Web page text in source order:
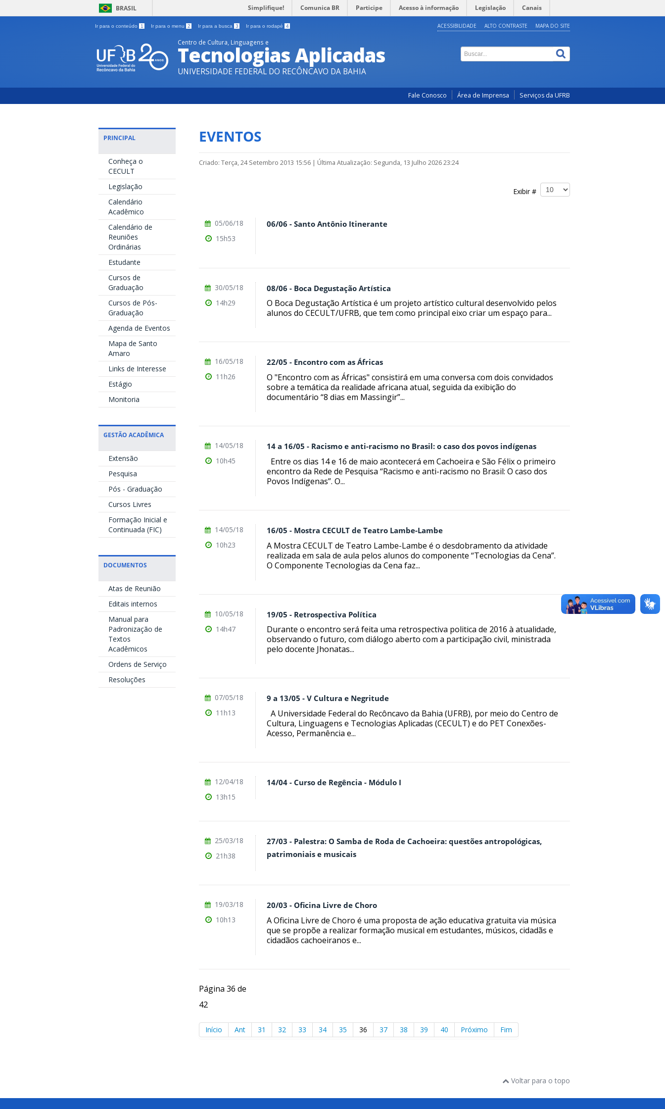
BRASIL Simplifique! Comunica BR Participe Acesso à informação Legislação Canais
Ir para o conteúdo 1 Ir para o menu 2 Ir para a busca 3 Ir para o rodapé 4 ACESSIBILIDADE ALTO CONTRASTE MAPA DO SITE
Centro de Cultura, Linguagens e
Tecnologias Aplicadas
UNIVERSIDADE FEDERAL DO RECÔNCAVO DA BAHIA
Fale Conosco Área de Imprensa Serviços da UFRB
PRINCIPAL
Conheça o
CECULT
Legislação
Calendário
Acadêmico
Calendário de
Reuniões
Ordinárias
Estudante
Cursos de
Graduação
Cursos de Pós-
Graduação
Agenda de Eventos
Mapa de Santo
Amaro
Links de Interesse
Estágio
Monitoria
GESTÃO ACADÊMICA
Extensão
Pesquisa
Pós - Graduação
Cursos Livres
Formação Inicial e
Continuada (FIC)
DOCUMENTOS
Atas de Reunião
Editais internos
Manual para
Padronização de
Textos
Acadêmicos
Ordens de Serviço
Resoluções
EVENTOS
Criado: Terça, 24 Setembro 2013 15:56 | Última Atualização: Segunda, 13 Julho 2026 23:24
Exibir #
06/06 - Santo Antônio Itinerante
05/06/18
15h53
08/06 - Boca Degustação Artística
O Boca Degustação Artística é um projeto artístico cultural desenvolvido pelos
alunos do CECULT/UFRB, que tem como principal eixo criar um espaço para...
30/05/18
14h29
22/05 - Encontro com as Áfricas
O "Encontro com as Áfricas" consistirá em uma conversa com dois convidados
sobre a temática da realidade africana atual, seguida da exibição do
documentário “8 dias em Massingir”...
16/05/18
11h26
14 a 16/05 - Racismo e anti-racismo no Brasil: o caso dos povos indígenas
Entre os dias 14 e 16 de maio acontecerá em Cachoeira e São Félix o primeiro
encontro da Rede de Pesquisa “Racismo e anti-racismo no Brasil: O caso dos
Povos Indígenas”. O...
14/05/18
10h45
16/05 - Mostra CECULT de Teatro Lambe-Lambe
A Mostra CECULT de Teatro Lambe-Lambe é o desdobramento da atividade
realizada em sala de aula pelos alunos do componente “Tecnologias da Cena”.
O Componente Tecnologias da Cena faz...
14/05/18
10h23
19/05 - Retrospectiva Política
Durante o encontro será feita uma retrospectiva politica de 2016 à atualidade,
observando o futuro, com diálogo aberto com a participação civil, ministrada
pelo docente Jhonatas...
10/05/18
14h47
9 a 13/05 - V Cultura e Negritude
A Universidade Federal do Recôncavo da Bahia (UFRB), por meio do Centro de
Cultura, Linguagens e Tecnologias Aplicadas (CECULT) e do PET Conexões-
Acesso, Permanência e...
07/05/18
11h13
14/04 - Curso de Regência - Módulo I
12/04/18
13h15
27/03 - Palestra: O Samba de Roda de Cachoeira: questões antropológicas,
patrimoniais e musicais
25/03/18
21h38
20/03 - Oficina Livre de Choro
A Oficina Livre de Choro é uma proposta de ação educativa gratuita via música
que se propõe a realizar formação musical em estudantes, músicos, cidadãs e
cidadãos cachoeiranos e...
19/03/18
10h13
Página 36 de
42
Início Ant 31 32 33 34 35 36 37 38 39 40 Próximo Fim
Voltar para o topo